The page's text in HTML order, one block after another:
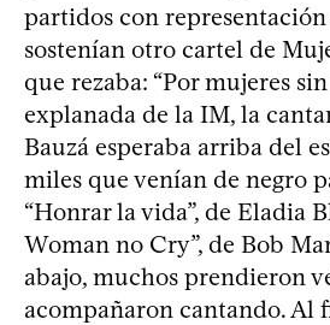
partidos con
sostenían otro cartel de
que rezaba: “Por mujeres
explanada de la IM, la
Bauzá esperaba arriba del
miles que venían de negro
“Honrar la vida”, de Eladia
Woman no Cry”, de Bob
abajo, muchos prendieron
acompañaron cantando. Al